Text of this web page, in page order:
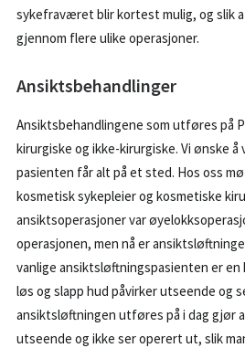
sykefraværet blir kortest mulig, og slik
gjennom flere ulike operasjoner.
Ansiktsbehandlinger
Ansiktsbehandlingene som utføres på
kirurgiske og ikke-kirurgiske. Vi ønske
pasienten får alt på et sted. Hos oss
kosmetisk sykepleier og kosmetiske
ansiktsoperasjoner var
operasjonen, men nå er
vanlige ansiktsløftningspasienten er en
løs og slapp hud påvirker utseende og
ansiktsløftningen utføres på i dag gjør
utseende og ikke ser operert ut, slik